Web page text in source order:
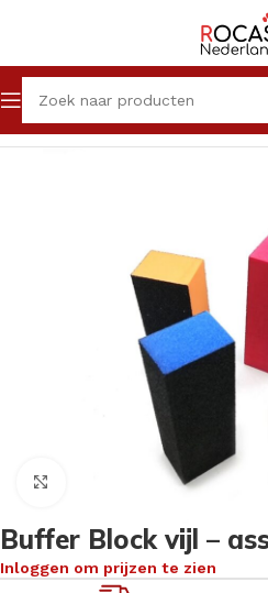
Home Winkel Nagelproducten
Klik om te vergroten
Buffer Block vijl –
Inloggen om prijzen te zien